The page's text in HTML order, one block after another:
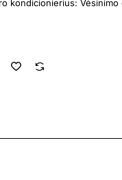
gamintojo VITAL serijos oro kondicionierius: